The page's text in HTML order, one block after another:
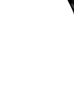
Longines Legend
oryginalnym
eksploracji
Charakterystyczne
podkreślają jego
krzemową sprężyną